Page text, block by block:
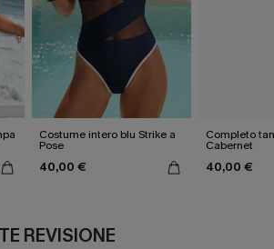
Costume intero blu Strike a
Pose
40,00 €
Completo
Cabernet
40,00 €
REVISIONE